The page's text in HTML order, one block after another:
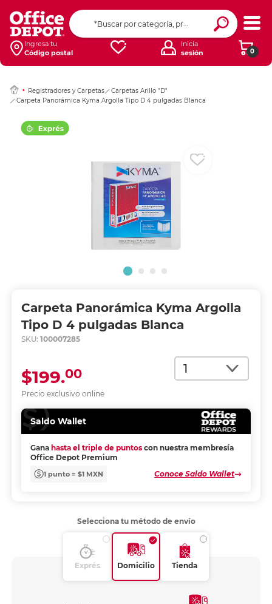
Ingresa tu
Código postal
0
Inicia
sesión
Registradores y Carpetas
Carpetas Arillo "D"
Carpeta Panorámica Kyma Argolla Tipo D 4 pulgadas Blanca
Carpeta Panorámica Kyma Argolla
Tipo D 4 pulgadas Blanca
SKU: 100007285
Cantidad
Precio exclusivo online
$199.00
Saldo Wallet
Gana hasta el triple de puntos con nuestra membresía
Office Depot Premium
1 punto = $1 MXN Conoce Saldo Wallet
Ingresar Codigo
Selecciona tu método de envío
Exprés Domicilio Tienda